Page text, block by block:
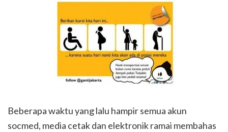
Beberapa waktu yang lalu hampir semua akun
socmed, media cetak dan elektronik ramai membahas